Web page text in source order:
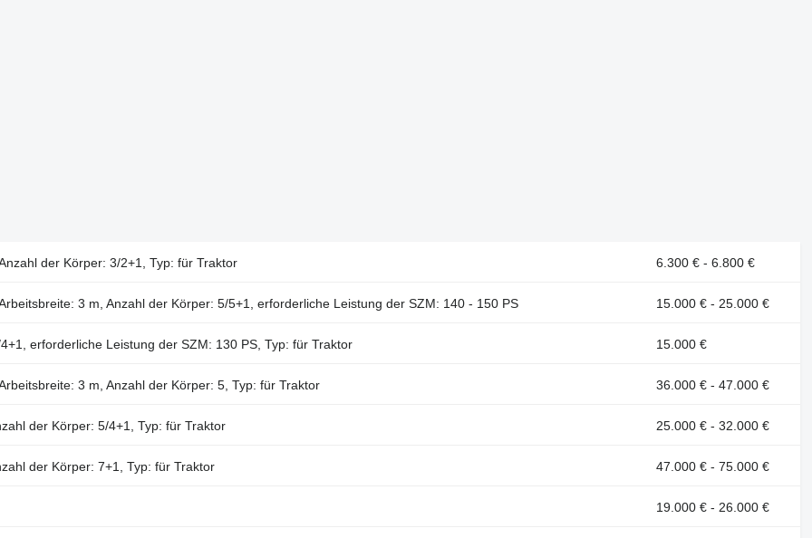
der Körper: 3/2+1, Typ: für Traktor 6.300 € - 6.800 €
3 m, Anzahl der Körper: 5/5+1, erforderliche Leistung der SZM: 140 - 150 PS 15.000 € - 25.000 €
erforderliche Leistung der SZM: 130 PS, Typ: für Traktor 15.000 €
3 m, Anzahl der Körper: 5, Typ: für Traktor 36.000 € - 47.000 €
der Körper: 5/4+1, Typ: für Traktor 25.000 € - 32.000 €
der Körper: 7+1, Typ: für Traktor 47.000 € - 75.000 €
19.000 € - 26.000 €